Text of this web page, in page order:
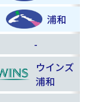
浦和
-
ウインズ
浦和